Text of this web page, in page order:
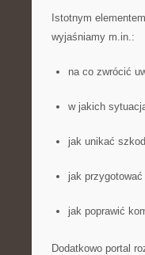
Istotnym
wyjaśniamy m.in.:
na co zwrócić
w jakich
jak unikać
jak
jak poprawić
Dodatkowo portal